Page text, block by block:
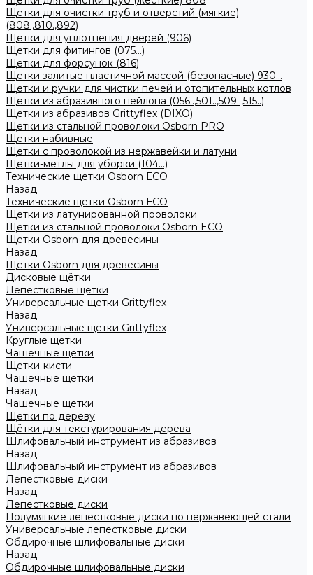
Щетки для очистки труб и отверстий (мягкие)
(808.,810.,892)
Щетки для уплотнения дверей (906)
Щетки для фитингов (075...)
Щетки для форсунок (816)
Щетки залитые пластичной массой (безопасные) 930...
Щетки и ручки для чистки печей и отопительных котлов
Щетки из абразивного нейлона (056..,501..,509..,515..)
Щетки из абразивов Grittyflex (DIXO)
Щетки из стальной проволоки Osborn PRO
Щетки набивные
Щетки с проволокой из нержавейки и латуни
Щетки-метлы для уборки (104...)
Технические щетки Osborn ЕСО
Назад
Технические щетки Osborn ЕСО
Щетки из латунированной проволоки
Щетки из стальной проволоки Osborn ECO
Щетки Osborn для древесины
Назад
Щетки Osborn для древесины
Дисковые щётки
Лепестковые щетки
Универсальные щетки Grittyflex
Назад
Универсальные щетки Grittyflex
Круглые щетки
Чашечные щетки
Щетки-кисти
Чашечные щетки
Назад
Чашечные щетки
Щетки по дереву
Щётки для текстурирования дерева
Шлифовальный инструмент из абразивов
Назад
Шлифовальный инструмент из абразивов
Лепестковые диски
Назад
Лепестковые диски
Полумягкие лепестковые диски по нержавеющей стали
Универсальные лепестковые диски
Обдирочные шлифовальные диски
Назад
Обдирочные шлифовальные диски